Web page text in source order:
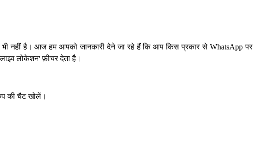
भी नहीं है। आज हम आपको जानकारी देने जा रहे हैं कि आप किस प्रकार से WhatsApp पर
लोकेशन' फ़ीचर देता है।
की चैट खोलें।